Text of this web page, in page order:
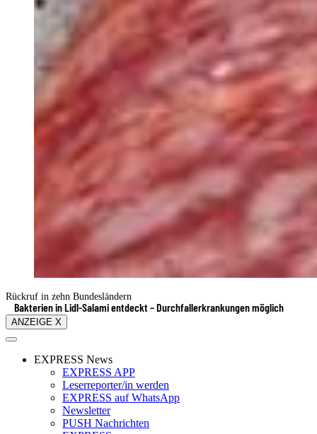
Rückruf in zehn Bundesländern
Bakterien in Lidl-Salami entdeckt – Durchfallerkrankungen möglich
ANZEIGE X
EXPRESS News
EXPRESS APP
Leserreporter/in werden
EXPRESS auf WhatsApp
Newsletter
PUSH Nachrichten